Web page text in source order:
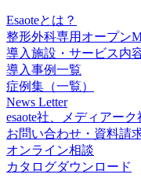
Esaoteとは？
整形外科専用オープン
導入施設・サービス内
導入事例一覧
症例集（一覧）
News Letter
esaote社、メディアー
お問い合わせ・資料請
オンライン相談
カタログダウンロード